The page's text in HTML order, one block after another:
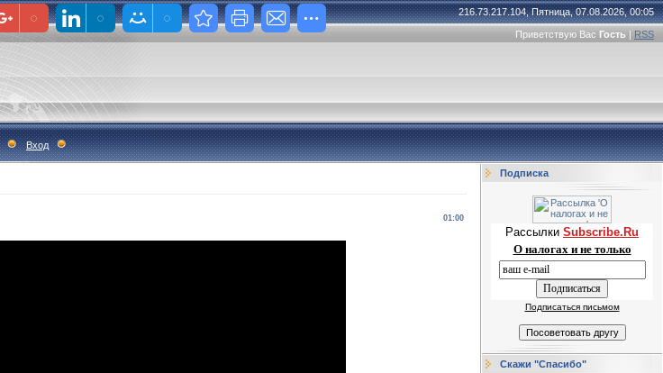
216.73.217.104, Пятница, 07.08.2026, 00:05
Приветствую Вас Гость | RSS
Вход
01:00
Подписка
Рассылки Subscribe.Ru
О налогах и не только
Подписаться письмом
Скажи "Спасибо"